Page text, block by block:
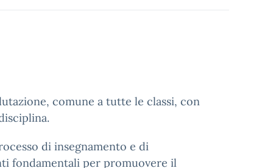
comune a tutte le classi, con
di insegnamento e di
fondamentali per promuovere il